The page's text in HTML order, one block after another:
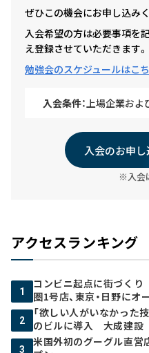
ぜひこの機会にお申し込みく
入会希望の方は必要事項を
え登録させていただきます。
勉強会のスケジュールはこ
入会条件：上場企業およ
入会のお申
※入会
アクセスランキング
1
コンビニ起点に街づくり
圏1号店、東京・日野にオ
2
「欲しい人がいなかった
のビルに導入 大成建設
3
米国外初のグーグル直営